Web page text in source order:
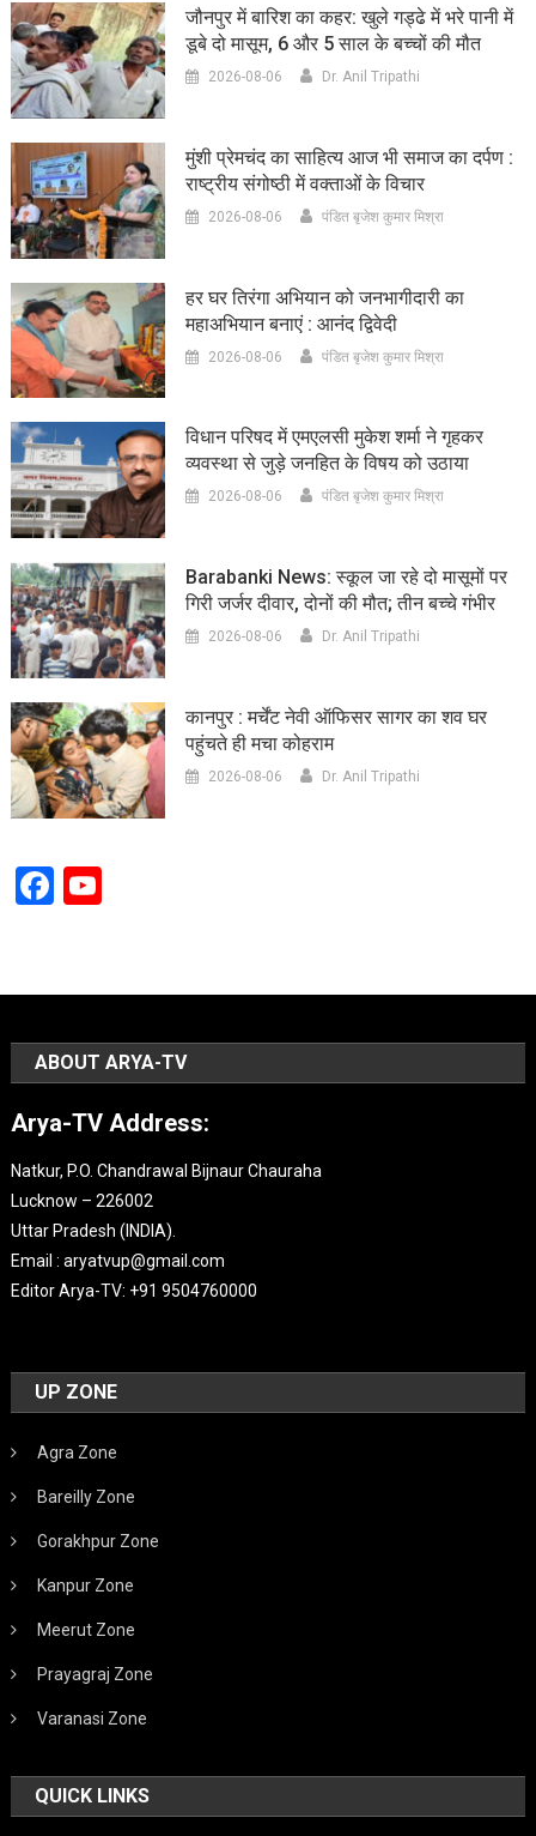
जौनपुर में बारिश का कहर: खुले गड्ढे में भरे पानी में
डूबे दो मासूम, 6 और 5 साल के बच्चों की मौत
2026-08-06 Dr. Anil Tripathi
मुंशी प्रेमचंद का साहित्य आज भी समाज का दर्पण :
राष्ट्रीय संगोष्ठी में वक्ताओं के विचार
2026-08-06 पंडित बृजेश कुमार मिश्रा
हर घर तिरंगा अभियान को जनभागीदारी का
महाअभियान बनाएं : आनंद द्विवेदी
2026-08-06 पंडित बृजेश कुमार मिश्रा
विधान परिषद में एमएलसी मुकेश शर्मा ने गृहकर
व्यवस्था से जुड़े जनहित के विषय को उठाया
2026-08-06 पंडित बृजेश कुमार मिश्रा
Barabanki News: स्कूल जा रहे दो मासूमों पर
गिरी जर्जर दीवार, दोनों की मौत; तीन बच्चे गंभीर
2026-08-06 Dr. Anil Tripathi
कानपुर : मर्चेंट नेवी ऑफिसर सागर का शव घर
पहुंचते ही मचा कोहराम
2026-08-06 Dr. Anil Tripathi
Facebook
YouTube
ABOUT ARYA-TV
Arya-TV Address:
Natkur, P.O. Chandrawal Bijnaur Chauraha
Lucknow – 226002
Uttar Pradesh (INDIA).
Email : aryatvup@gmail.com
Editor Arya-TV: +91 9504760000
UP ZONE
Agra Zone
Bareilly Zone
Gorakhpur Zone
Kanpur Zone
Meerut Zone
Prayagraj Zone
Varanasi Zone
QUICK LINKS